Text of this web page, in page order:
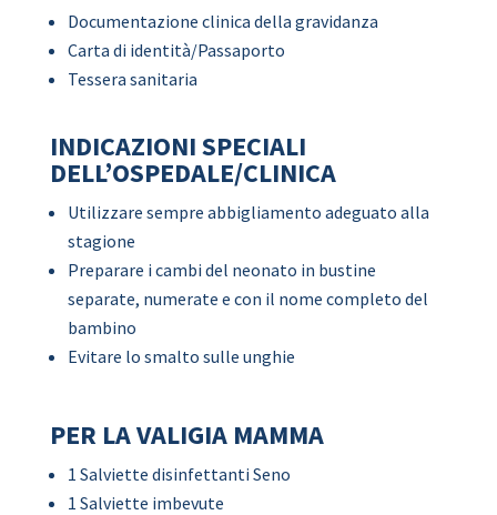
Documentazione clinica della gravidanza
Carta di identità/Passaporto
Tessera sanitaria
INDICAZIONI SPECIALI
DELL’OSPEDALE/CLINICA
Utilizzare sempre abbigliamento adeguato alla
stagione
Preparare i cambi del neonato in bustine
separate, numerate e con il nome completo del
bambino
Evitare lo smalto sulle unghie
PER LA VALIGIA MAMMA
1 Salviette disinfettanti Seno
1 Salviette imbevute